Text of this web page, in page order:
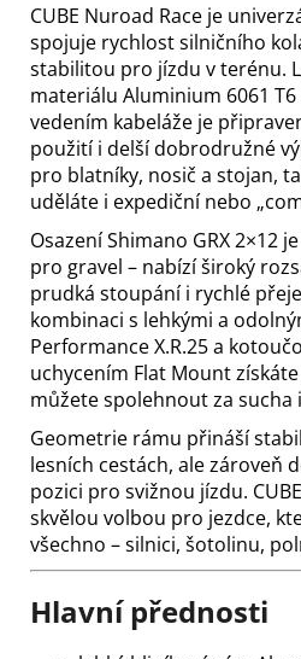
CUBE Nuroad Race je
spojuje rychlost silničního
stabilitou pro jízdu v terénu.
materiálu Aluminium 6061
vedením kabeláže je
použití i delší dobrodružné
pro blatníky, nosič a stojan,
uděláte i expediční nebo
Osazení Shimano GRX 2×12
pro gravel – nabízí široký
prudká stoupání i rychlé
kombinaci s lehkými a
Performance X.R.25 a
uchycením Flat Mount
můžete spolehnout za sucha
Geometrie rámu přináší
lesních cestách, ale zároveň
pozici pro svižnou jízdu.
skvělou volbou pro jezdce,
všechno – silnici, šotolinu,
Hlavní přednosti